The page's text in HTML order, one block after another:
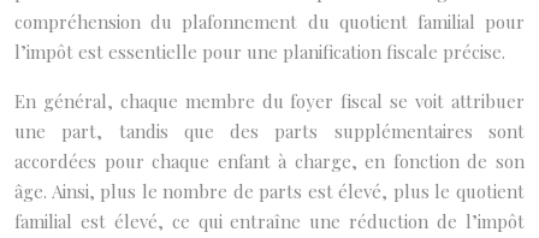
compréhension du plafonnement du quotient familial pour
l’impôt est essentielle pour une planification fiscale précise.
En général, chaque membre du foyer fiscal se voit attribuer
une part, tandis que des parts supplémentaires sont
accordées pour chaque enfant à charge, en fonction de son
âge. Ainsi, plus le nombre de parts est élevé, plus le quotient
familial est élevé, ce qui entraîne une réduction de l’impôt